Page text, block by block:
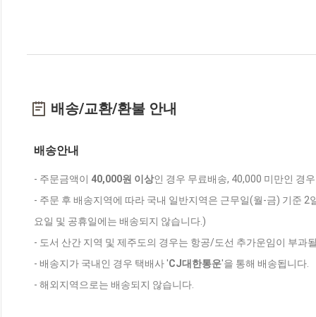
배송/교환/환불 안내
배송안내
- 주문금액이 40,000원 이상인 경우 무료배송, 40,000 미만인 경
- 주문 후 배송지역에 따라 국내 일반지역은 근무일(월-금) 기준
요일 및 공휴일에는 배송되지 않습니다.)
- 도서 산간 지역 및 제주도의 경우는 항공/도선 추가운임이 부과
- 배송지가 국내인 경우 택배사 'CJ대한통운'을 통해 배송됩니다.
- 해외지역으로는 배송되지 않습니다.